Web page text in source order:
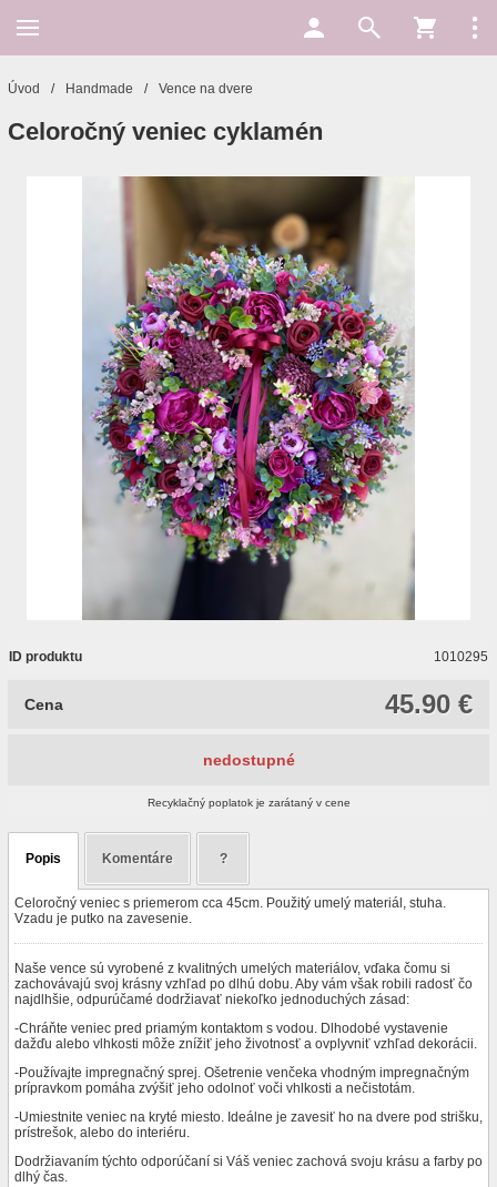
Úvod / Handmade / Vence na dvere
Celoročný veniec cyklamén
ID produktu 1010295
45.90 €
Cena
nedostupné
Recyklačný poplatok je zarátaný v cene
Popis Komentáre ?
Celoročný veniec s priemerom cca 45cm. Použitý umelý materiál, stuha.
Vzadu je putko na zavesenie.
Naše vence sú vyrobené z kvalitných umelých materiálov, vďaka čomu si
zachovávajú svoj krásny vzhľad po dlhú dobu. Aby vám však robili radosť čo
najdlhšie, odpurúčamé dodržiavať niekoľko jednoduchých zásad:
-Chráňte veniec pred priamým kontaktom s vodou. Dlhodobé vystavenie
dažďu alebo vlhkosti môže znížiť jeho životnosť a ovplyvniť vzhľad dekorácii.
-Používajte impregnačný sprej. Ošetrenie venčeka vhodným impregnačným
prípravkom pomáha zvýšiť jeho odolnoť voči vhlkosti a nečistotám.
-Umiestnite veniec na kryté miesto. Ideálne je zavesiť ho na dvere pod strišku,
prístrešok, alebo do interiéru.
Dodržiavaním týchto odporúčaní si Váš veniec zachová svoju krásu a farby po
dlhý čas.